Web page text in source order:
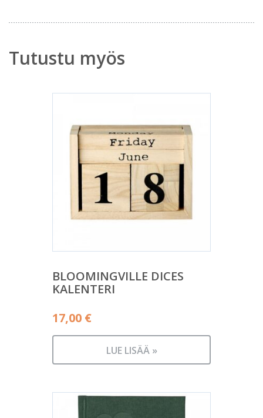
Tutustu myös
BLOOMINGVILLE DICES
KALENTERI
17,00 €
LUE LISÄÄ »